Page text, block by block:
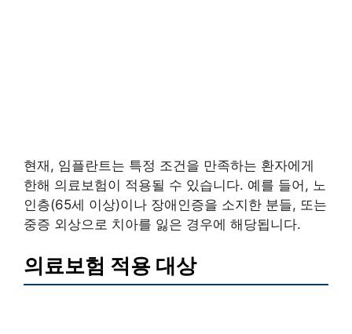
현재, 임플란트는 특정 조건을 만족하는 환자에게
한해 의료보험이 적용될 수 있습니다. 예를 들어, 노
인층(65세 이상)이나 장애인증을 소지한 분들, 또는
중증 외상으로 치아를 잃은 경우에 해당됩니다.
의료보험 적용 대상